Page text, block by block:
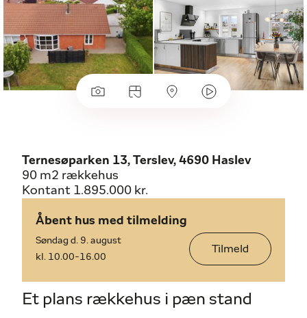
Ternesøparken 13, Terslev, 4690 Haslev
90 m2 rækkehus
Kontant 1.895.000 kr.
Åbent hus med tilmelding
Søndag d. 9. august
kl. 10.00-16.00
Tilmeld
Et plans rækkehus i pæn stand